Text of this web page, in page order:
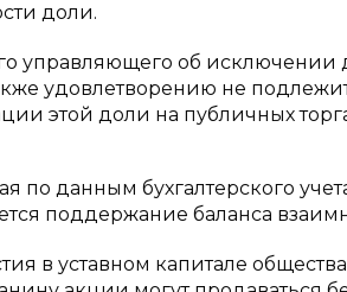
доли.
управляющего об исключении
удовлетворению не
этой доли на публичных
по данным бухгалтерского
поддержание баланса
в уставном капитале